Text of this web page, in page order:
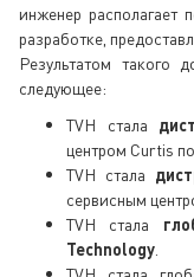
инженер
разработке,
Результатом такого
следующее:
TVH стала
центром Curtis
TVH стала
сервисным
TVH стала
Technology